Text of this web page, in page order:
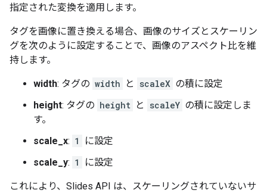
指定された変換を適用します。
タグを画像に置き換える場合、画像のサイズとスケーリン
グを次のように設定することで、画像のアスペクト比を維
持します。
width: タグの width と scaleX の積に設定
height: タグの height と scaleY の積に設定しま
す。
scale_x: 1
に設定
scale_y: 1 に設定
これにより、Slides API は、スケーリングされていないサ